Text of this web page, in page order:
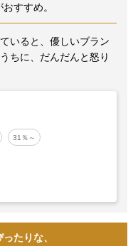
おすすめ。
いると、優しいブラン
ちに、だんだんと怒り
31％～
たりな、